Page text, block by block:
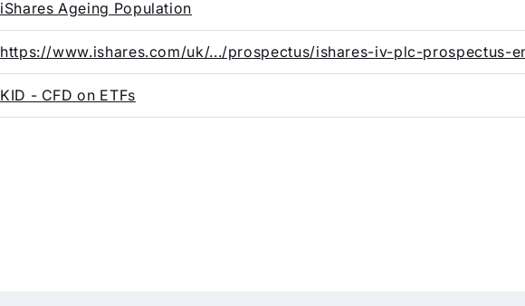
iShares Ageing Population
https://www.ishares.com/uk/.../prospectus/ishares-iv-plc-prospectus-
KID - CFD on ETFs